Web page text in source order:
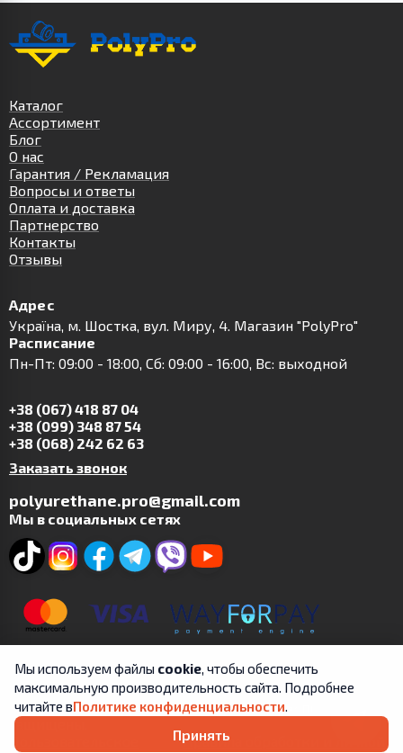
Каталог
Ассортимент
Блог
О нас
Гарантия / Рекламация
Вопросы и ответы
Оплата и доставка
Партнерство
Контакты
Отзывы
Адрес
Українa, м. Шостка, вул. Миру, 4. Магазин "PolyPro"
Расписание
Пн-Пт: 09:00 - 18:00, Сб: 09:00 - 16:00, Вс: выходной
+38 (067) 418 87 04
+38 (099) 348 87 54
+38 (068) 242 62 63
Заказать звонок
polyurethane.pro@gmail.com
Мы в социальных сетях
Copyright © 2019-2025 | ФЛП Цит А.В. | Все права
защищены.
Правила обработки и личной
Мы используем файлы cookie, чтобы обеспечить
максимальную производительность сайта. Подробнее
читайте вПолитике конфиденциальности.
Принять